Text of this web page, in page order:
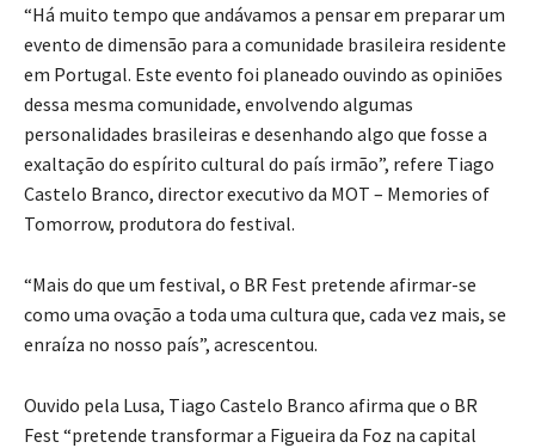
“Há muito tempo que andávamos a pensar em preparar um
evento de dimensão para a comunidade brasileira residente
em Portugal. Este evento foi planeado ouvindo as opiniões
dessa mesma comunidade, envolvendo algumas
personalidades brasileiras e desenhando algo que fosse a
exaltação do espírito cultural do país irmão”, refere Tiago
Castelo Branco, director executivo da MOT – Memories of
Tomorrow, produtora do festival.
“Mais do que um festival, o BR Fest pretende afirmar-se
como uma ovação a toda uma cultura que, cada vez mais, se
enraíza no nosso país”, acrescentou.
Ouvido pela Lusa, Tiago Castelo Branco afirma que o BR
Fest “pretende transformar a Figueira da Foz na capital